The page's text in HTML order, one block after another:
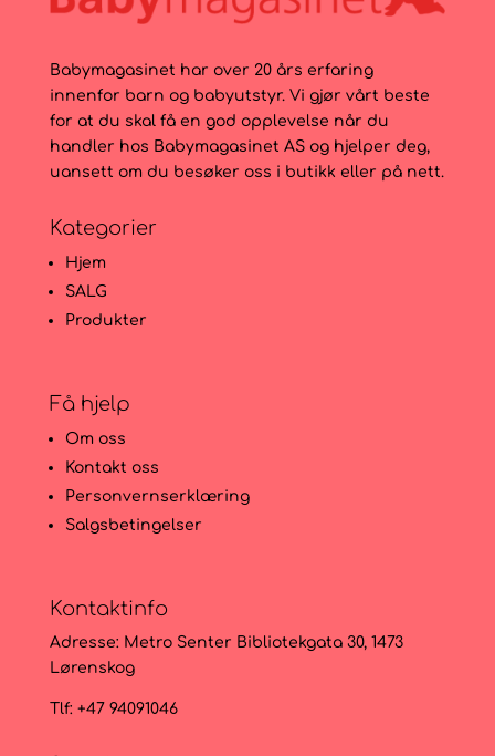
Babymagasinet har over 20 års erfaring
innenfor barn og babyutstyr. Vi gjør vårt beste
for at du skal få en god opplevelse når du
handler hos Babymagasinet AS og hjelper deg,
uansett om du besøker oss i butikk eller på nett.
Kategorier
Hjem
SALG
Produkter
Få hjelp
Om oss
Kontakt oss
Personvernserklæring
Salgsbetingelser
Kontaktinfo
Adresse: Metro Senter Bibliotekgata 30, 1473
Lørenskog
Tlf: +47 94091046